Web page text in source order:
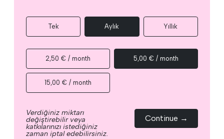
Tek Aylık Yıllık
2,50 € / month 5,00 € / month
15,00 € / month
Verdiğiniz miktarı
değiştirebilir veya
katkılarınızı istediğiniz
zaman iptal edebilirsiniz.
Continue →